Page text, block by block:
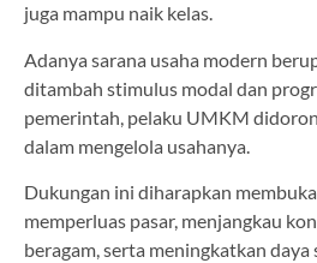
juga mampu naik kelas.
Adanya sarana usaha modern
ditambah stimulus modal dan
pemerintah, pelaku UMKM
dalam mengelola usahanya.
Dukungan ini diharapkan
memperluas pasar, menjangkau
beragam, serta meningkatkan